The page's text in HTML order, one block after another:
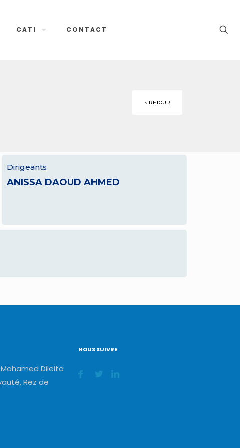
CATI CONTACT
< RETOUR
Dirigeants
ANISSA DAOUD AHMED
Dileita
Rez de
NOUS SUIVRE